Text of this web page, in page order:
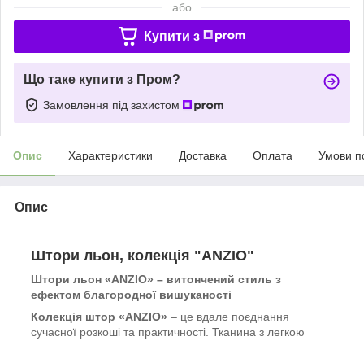
або
Купити з
Що таке купити з Пром?
Замовлення під захистом
Опис Характеристики Доставка Оплата Умови
Опис
Штори льон, колекція "ANZIO"
Штори льон «ANZIO» – витончений стиль з
ефектом благородної вишуканості
Колекція штор «ANZIO» – це вдале поєднання
сучасної розкоші та практичності. Тканина з легкою